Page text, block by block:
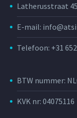
Latherusstraat
E-mail:
Telefoon: +31
BTW nummer:
KVK nr: 04075116